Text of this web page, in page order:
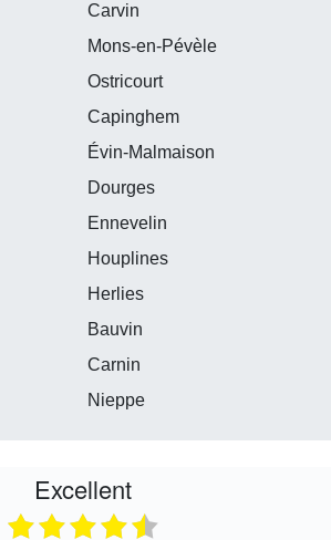
Carvin
Mons-en-Pévèle
Ostricourt
Capinghem
Évin-Malmaison
Dourges
Ennevelin
Houplines
Herlies
Bauvin
Carnin
Nieppe
Excellent